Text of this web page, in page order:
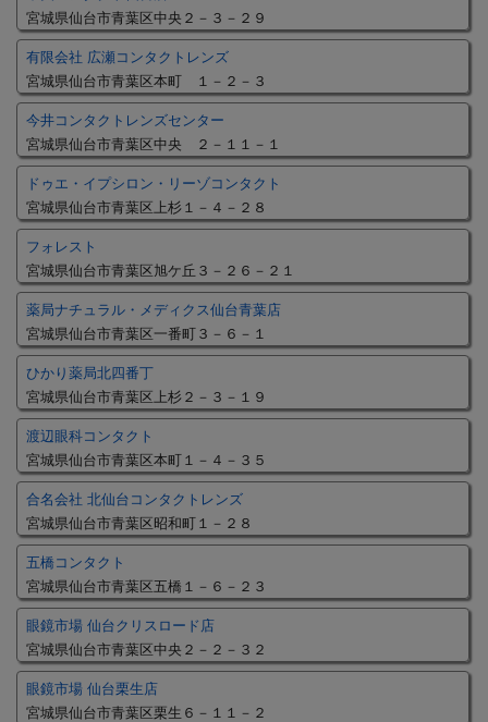
宮城県仙台市青葉区中央２－３－２９
有限会社 広瀬コンタクトレンズ
宮城県仙台市青葉区本町 １－２－３
今井コンタクトレンズセンター
宮城県仙台市青葉区中央 ２－１１－１
ドゥエ・イプシロン・リーゾコンタクト
宮城県仙台市青葉区上杉１－４－２８
フォレスト
宮城県仙台市青葉区旭ケ丘３－２６－２１
薬局ナチュラル・メディクス仙台青葉店
宮城県仙台市青葉区一番町３－６－１
ひかり薬局北四番丁
宮城県仙台市青葉区上杉２－３－１９
渡辺眼科コンタクト
宮城県仙台市青葉区本町１－４－３５
合名会社 北仙台コンタクトレンズ
宮城県仙台市青葉区昭和町１－２８
五橋コンタクト
宮城県仙台市青葉区五橋１－６－２３
眼鏡市場 仙台クリスロード店
宮城県仙台市青葉区中央２－２－３２
眼鏡市場 仙台栗生店
宮城県仙台市青葉区栗生６－１１－２